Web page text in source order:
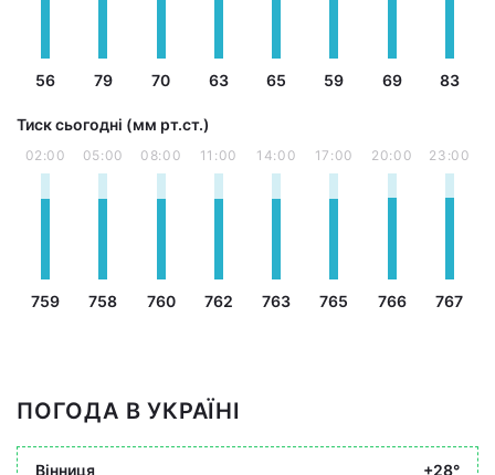
56 79 70 63 65 59 69 83
Тиск сьогодні (мм рт.ст.)
02:00
759
05:00
758
08:00
760
11:00
762
14:00
763
17:00
765
20:00
766
23:00
767
ПОГОДА В УКРАЇНІ
Вінниця +28°